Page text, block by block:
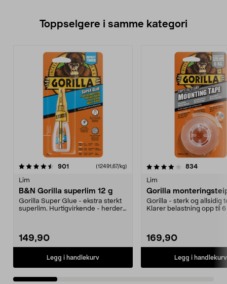
Toppselgere i samme kategori
901 anmeldelser(12491,67/kg)
Lim
B&N Gorilla superlim 12 g
Gorilla Super Glue - ekstra sterkt
superlim. Hurtigvirkende - herder
149,90
Legg i handlekurv
4.0 av 5 stjerner 834
Lim
Gorilla
Gorilla - sterk og allsidig
Klarer belastning opp til 6
169,90
Legg i handlekurv
4.5 av 5 stjerner